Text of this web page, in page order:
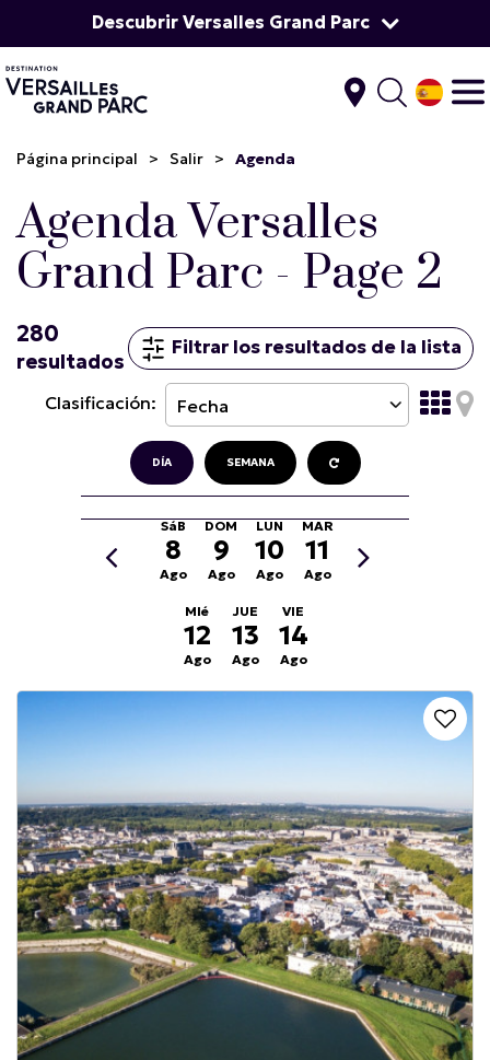
Descubrir Versalles Grand Parc
Página principal > Salir > Agenda
Agenda Versalles
Grand Parc - Page 2
280
resultados
Filtrar los resultados de la lista
Clasificación:
DÍA SEMANA
SáB
8
Ago
DOM
9
Ago
LUN
10
Ago
MAR
11
Ago
MIé
12
Ago
JUE
13
Ago
VIE
14
Ago